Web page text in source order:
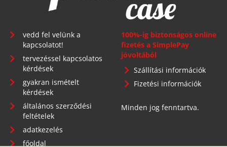
vedd fel velünk a
kapcsolatot!
tervezéssel kapcsolatos
kérdések
gyakran ismételt
kérdések
általános szerződési
feltételek
adatkezelés
főoldal
100%-ig biztonságos online
fizetés a SimplePay
jóvoltából
Szállítási információk
Fizetési információk
Minden jog fenntartva.